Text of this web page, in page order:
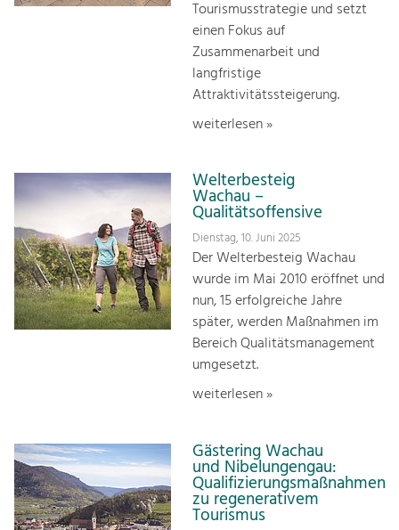
Tourismusstrategie und setzt
einen Fokus auf
Zusammenarbeit und
langfristige
Attraktivitätssteigerung.
weiterlesen »
Welterbesteig
Wachau –
Qualitätsoffensive
Dienstag, 10. Juni 2025
Der Welterbesteig Wachau
wurde im Mai 2010 eröffnet und
nun, 15 erfolgreiche Jahre
später, werden Maßnahmen im
Bereich Qualitätsmanagement
umgesetzt.
weiterlesen »
Gästering Wachau
und Nibelungengau:
Qualifizierungsmaßnahmen
zu regenerativem
Tourismus